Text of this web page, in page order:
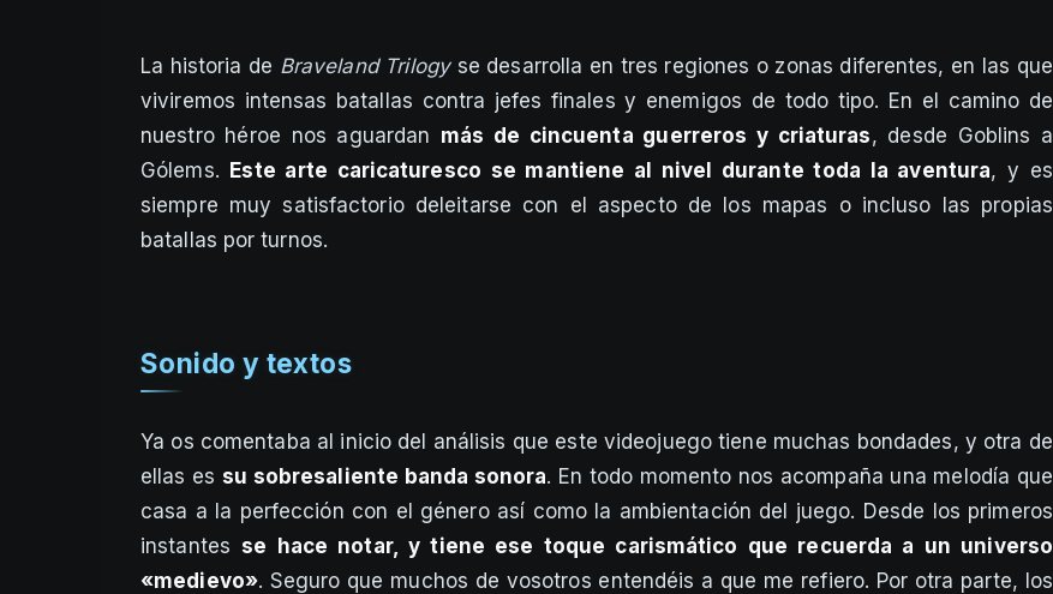
La historia de Braveland Trilogyse desarrolla en tres regiones o zonas diferentes, en las que
viviremos intensas batallas contra jefes finales y enemigos de todo tipo. En el camino de
nuestro héroe nos aguardan más de cincuenta guerreros y criaturas, desde Goblins a
Gólems. Este arte caricaturesco se mantiene al nivel durante toda la aventura, y es
siempre muy satisfactorio deleitarse con el aspecto de los mapas o incluso las propias
batallas por turnos.
Sonido y textos
Ya os comentaba al inicio del análisis que este videojuego tiene muchas bondades, y otra de
ellas es su sobresaliente banda sonora. En todo momento nos acompaña una melodía que
casa a la perfección con el género así como la ambientación del juego. Desde los primeros
instantesse hace notar, y tiene ese toque carismático que recuerda a un universo
«medievo». Seguro que muchos de vosotros entendéis a que me refiero. Por otra parte, los